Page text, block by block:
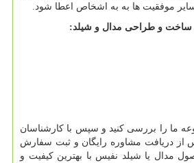
موفقیت ها به به اشخاص اعطا شود.
ساخت و طراحی مدال و شیلد:
ما را بررسی کنید و سپس با کارشناسان
از دریافت مشاوره رایگان و ثبت سفارش
مدال یا شیلد نفیس با بهترین کیفیت و